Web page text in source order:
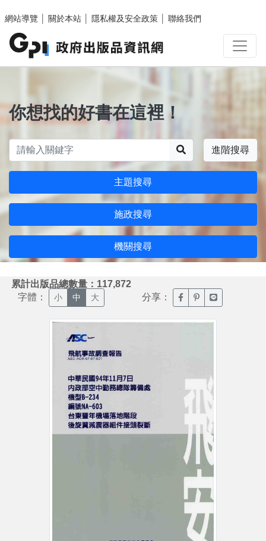
網站導覽
關於本站 隱私權及安全政策 聯絡我們
你想找的好書在這裡！
進階搜尋
主題搜尋
施政搜尋
機關搜尋
累計出版品總數量：117,872
字體： 小 中 大 分享： 臉書分享(另開新視窗)
噗浪分享(另開新
Line分享(另